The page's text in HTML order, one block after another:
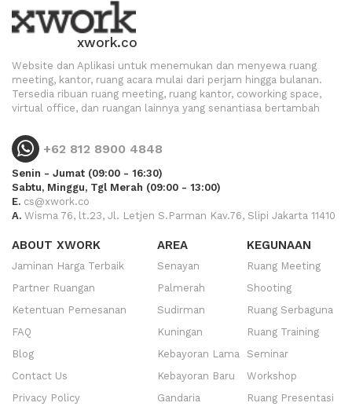
xwork.co
Website dan Aplikasi untuk menemukan dan menyewa ruang
meeting, kantor, ruang acara mulai dari perjam hingga bulanan.
Tersedia ribuan ruang meeting, ruang kantor, coworking space,
virtual office, dan ruangan lainnya yang senantiasa bertambah
+62 812 8900 4848
Senin - Jumat (09:00 - 16:30)
Sabtu, Minggu, Tgl Merah (09:00 - 13:00)
E. cs@xwork.co
A. Wisma 76, lt.23, Jl. Letjen S.Parman Kav.76, Slipi Jakarta 11410
ABOUT XWORK
Jaminan Harga Terbaik
Partner Ruangan
Ketentuan Pemesanan
FAQ
Blog
Contact Us
Privacy Policy
AREA
Senayan
Palmerah
Sudirman
Kuningan
Kebayoran Lama
Kebayoran Baru
Gandaria
KEGUNAAN
Ruang Meeting
Shooting
Ruang Serbaguna
Ruang Training
Seminar
Workshop
Ruang Presentasi